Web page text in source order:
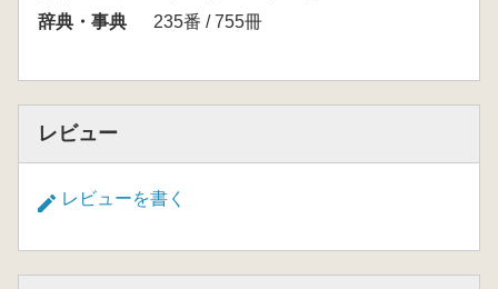
辞典・事典
235番 / 755冊
レビュー
レビューを書く